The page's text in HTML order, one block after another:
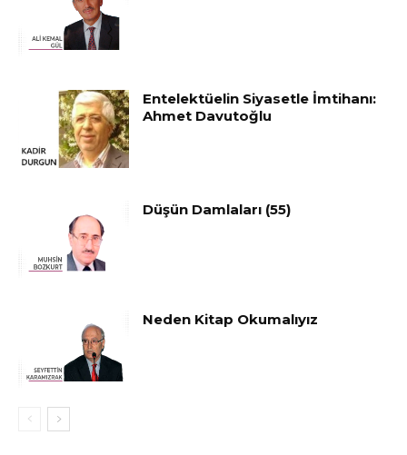
Entelektüelin Siyasetle İmtihanı:
Ahmet Davutoğlu
Düşün Damlaları (55)
Neden Kitap Okumalıyız